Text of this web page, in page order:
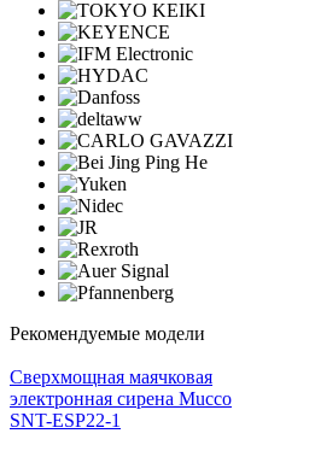
Рекомендуемые модели
Cверхмощная маячковая
электронная сирена Mucco
SNT-ESP22-1